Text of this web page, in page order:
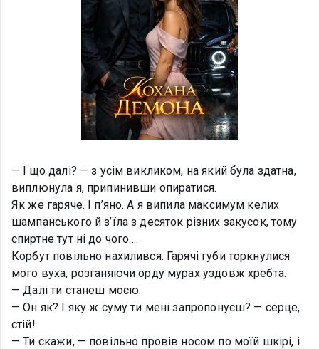
— І що далі? — з усім викликом, на який була здатна,
виплюнула я, припинивши опиратися.
Як же гаряче. І п’яно. А я випила максимум келих
шампанського й з’їла з десяток різних закусок, тому
спиртне тут ні до чого….
Корбут повільно нахилився. Гарячі губи торкнулися
мого вуха, розганяючи орду мурах уздовж хребта.
— Далі ти станеш моєю.
— Он як? І яку ж суму ти мені запропонуєш? — серце,
стій!
— Ти скажи, — повільно провів носом по моїй шкірі, і